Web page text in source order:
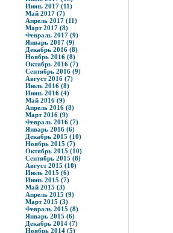
Июнь 2017 (11)
Май 2017 (7)
Апрель 2017 (11)
Март 2017 (8)
Февраль 2017 (9)
Январь 2017 (9)
Декабрь 2016 (8)
Ноябрь 2016 (8)
Октябрь 2016 (7)
Сентябрь 2016 (9)
Август 2016 (7)
Июль 2016 (8)
Июнь 2016 (4)
Май 2016 (9)
Апрель 2016 (8)
Март 2016 (9)
Февраль 2016 (7)
Январь 2016 (6)
Декабрь 2015 (10)
Ноябрь 2015 (7)
Октябрь 2015 (10)
Сентябрь 2015 (8)
Август 2015 (10)
Июль 2015 (6)
Июнь 2015 (7)
Май 2015 (3)
Апрель 2015 (9)
Март 2015 (3)
Февраль 2015 (8)
Январь 2015 (6)
Декабрь 2014 (7)
Ноябрь 2014 (5)